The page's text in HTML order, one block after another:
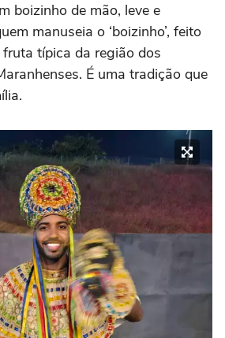
boizinho de mão, leve e
manuseia o ‘boizinho’, feito
típica da região dos
É uma tradição que